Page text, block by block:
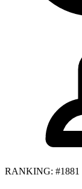
RANKING: #1881